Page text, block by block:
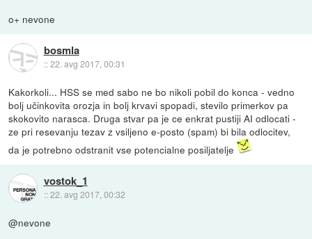
o+ nevone
bosmla
::22. avg 2017, 00:31
Kakorkoli... HSS se med sabo ne bo nikoli pobil do konca - vedno
bolj učinkovita orozja in bolj krvavi spopadi, stevilo primerkov pa
skokovito narasca. Druga stvar pa je ce enkrat pustiji AI odlocati -
ze pri resevanju tezav z vsiljeno e-posto (spam) bi bila odlocitev,
da je potrebno odstranit vse potencialne posiljatelje
vostok_1
::22. avg 2017, 00:32
@nevone